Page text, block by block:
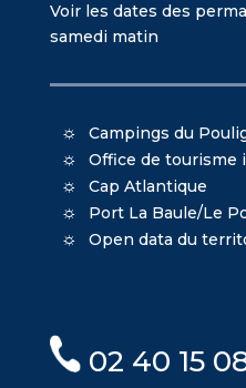
Voir les dates des
samedi matin
Campings du
Office de tourisme
Cap Atlantique
Port La Baule/Le
Open data du
02 40 15